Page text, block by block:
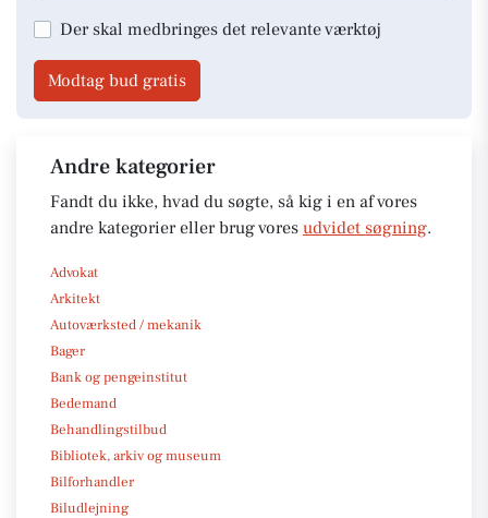
Der skal medbringes det relevante værktøj
Modtag bud gratis
Andre kategorier
Fandt du ikke, hvad du søgte, så kig i en af vores
andre kategorier eller brug vores udvidet søgning.
Advokat
Arkitekt
Autoværksted / mekanik
Bager
Bank og pengeinstitut
Bedemand
Behandlingstilbud
Bibliotek, arkiv og museum
Bilforhandler
Biludlejning